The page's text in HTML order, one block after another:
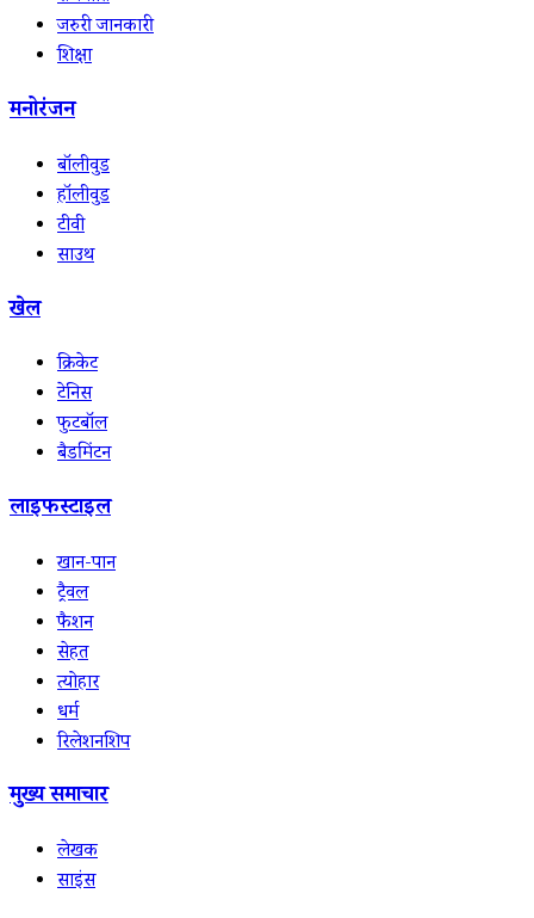
जरुरी जानकारी
शिक्षा
मनोरंजन
बॉलीवुड
हॉलीवुड
टीवी
साउथ
खेल
क्रिकेट
टेनिस
फुटबॉल
बैडमिंटन
लाइफस्टाइल
खान-पान
ट्रैवल
फैशन
सेहत
त्योहार
धर्म
रिलेशनशिप
मुख्य समाचार
लेखक
साइंस